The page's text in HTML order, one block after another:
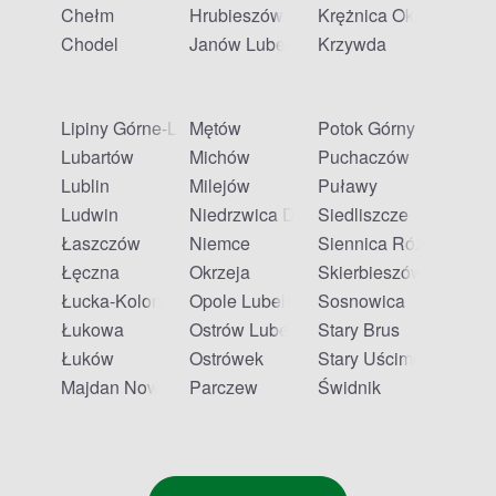
Czy przez Apteline mogę zamówić leki z
odbiorem w aptece w Majdanie Nowym?
odbiorem w aptece stacjonarnej. W Majdanie Nowym
znajdziesz listę aptek partnerskich bezpośrednio na naszej
stronie.
Czy apteki partnerskie Apteline w Majdanie
Nowym są czynne w niedzielę?
Godziny otwarcia aptek partnerskich są zróżnicowane.
Część placówek jest czynna również w niedzielę -
sprawdź aktualny harmonogram na stronie wybranej
apteki.
Chełm
Chodel
Hrubieszów
Janów Lubelski
Krężnica Okrągła
Krzywda
Lipiny Górne-Lewki
Lubartów
Lublin
Ludwin
Łaszczów
Łęczna
Łucka-Kolonia
Łukowa
Łuków
Majdan Nowy
Mętów
Michów
Milejów
Niedrzwica Duża
Niemce
Okrzeja
Opole Lubelskie
Ostrów Lubelski
Ostrówek
Parczew
Potok Górny
Puchaczów
Puławy
Siedliszcze
Siennica Różana
Skierbieszów
Sosnowica
Stary Brus
Stary Uścimów
Świdnik